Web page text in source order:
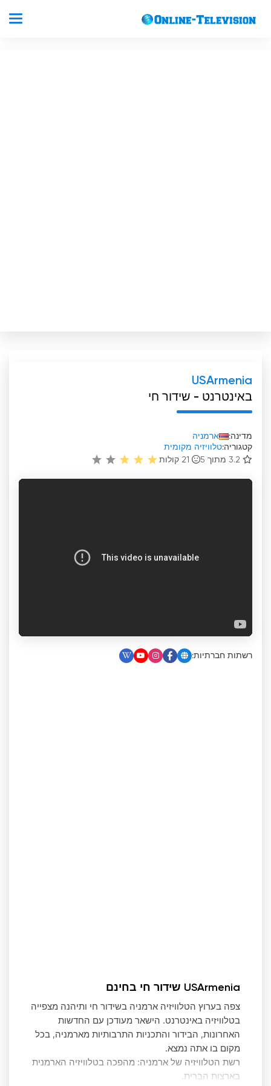
USArmenia
באינטרנט - שידור חי
מדינה:
ארמניה
קטגוריה:טלוויזיה מקומית
21 קולות
רשתות חברתיות:
USArmenia שידור חי בחינם
צפה בערוץ הטלוויזיה ארמניה בשידור חי ותיהנה מצפייה
בטלוויזיה באינטרנט. הישאר מעודכן עם החדשות
האחרונות, הבידור והתכניות התרבותיות מארמניה, בכל
מקום בו אתה נמצא.
רשת הטלוויזיה של ארמניה: מהפכה בטלוויזיה הארמנית
בארצות הברית.